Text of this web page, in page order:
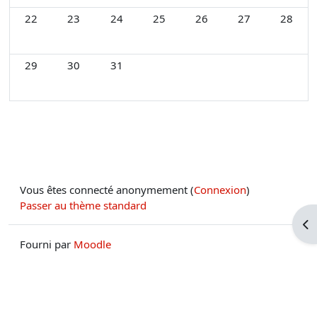
Aucun événement, lundi 22 décembre
22 Aucun événement, mardi 23 décembre
23 Aucun événement, mercredi 24 décembre
24 Aucun événement, jeudi 25
25 Aucun événement,
26 Aucun
27 Aucun
28
Aucun événement, lundi 29 décembre
29 Aucun événement, mardi 30 décembre
30 Aucun événement, mercredi 31 décembre
31
Vous êtes connecté anonymement (Connexion)
Passer au thème standard
Fourni par Moodle